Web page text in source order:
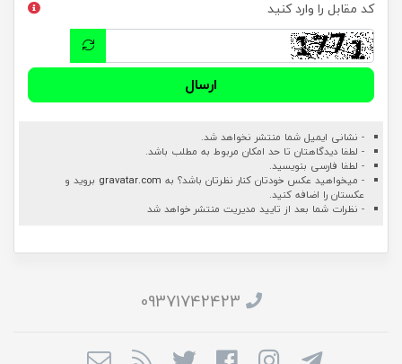
کد مقابل را وارد کنید
ارسال
- نشانی ایمیل شما منتشر نخواهد شد.
- لطفا دیدگاهتان تا حد امکان مربوط به مطلب باشد.
- لطفا فارسی بنویسید.
- میخواهید عکس خودتان کنار نظرتان باشد؟ به gravatar.com بروید و
عکستان را اضافه کنید.
- نظرات شما بعد از تایید مدیریت منتشر خواهد شد
09371742423